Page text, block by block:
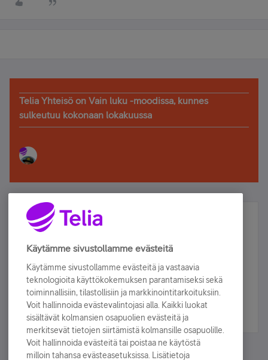
Telia Yhteisö on Vain luku -moodissa, kunnes
sulkeutuu kokonaan lokakuussa
Älä jää paitsi – osallistu ja voita!
Tilaa Telian uutiskirje ja olet mukana arvonnassa.
sähköpostiisi.
Tilaa nyt
Käytämme sivustollamme evästeitä
Käytämme sivustollamme evästeitä ja vastaavia
teknologioita käyttökokemuksen parantamiseksi sekä
toiminnallisiin, tilastollisiin ja markkinointitarkoituksiin.
Voit hallinnoida evästevalintojasi alla. Kaikki luokat
sisältävät kolmansien osapuolien evästeitä ja
merkitsevät tietojen siirtämistä kolmansille osapuolille.
Voit hallinnoida evästeitä tai poistaa ne käytöstä
milloin tahansa evästeasetuksissa. Lisätietoja